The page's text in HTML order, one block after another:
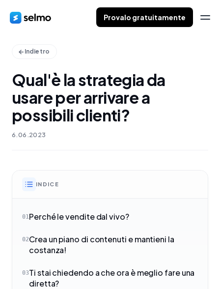
Provalo gratuitamente
Indietro
Qual'è la strategia da
usare per arrivare a
possibili clienti?
6.06.2023
INDICE
01Perché le vendite dal vivo?
02Crea un piano di contenuti e mantieni la
costanza!
03Ti stai chiedendo a che ora è meglio fare una
diretta?